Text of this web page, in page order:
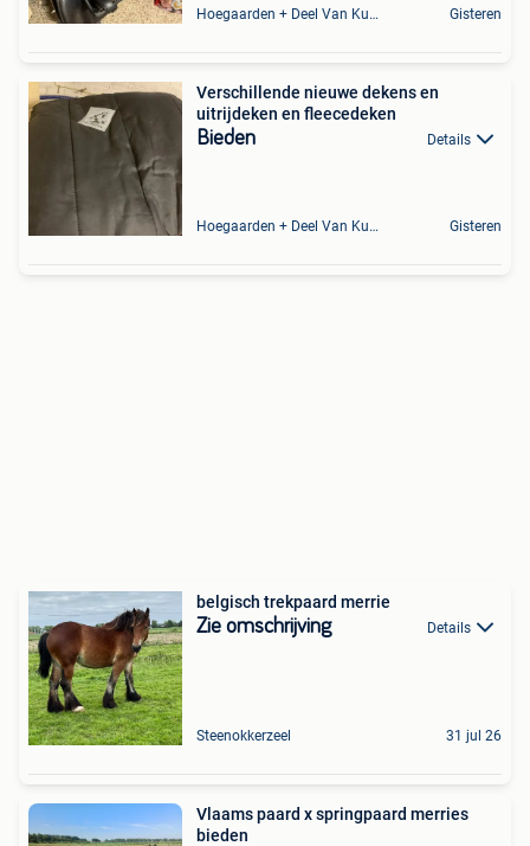
Hoegaarden + Deel Van Kumtich + Deel Van Tienen Gisteren
Verschillende nieuwe dekens en
uitrijdeken en fleecedeken
Bieden Details
Hoegaarden + Deel Van Kumtich + Deel Van Tienen Gisteren
belgisch trekpaard merrie
Zie omschrijving Details
Steenokkerzeel 31 jul 26
Vlaams paard x springpaard merries
bieden